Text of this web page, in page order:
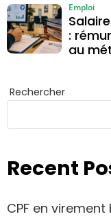
:
au
Emploi
Rechercher
Recent
CPF en